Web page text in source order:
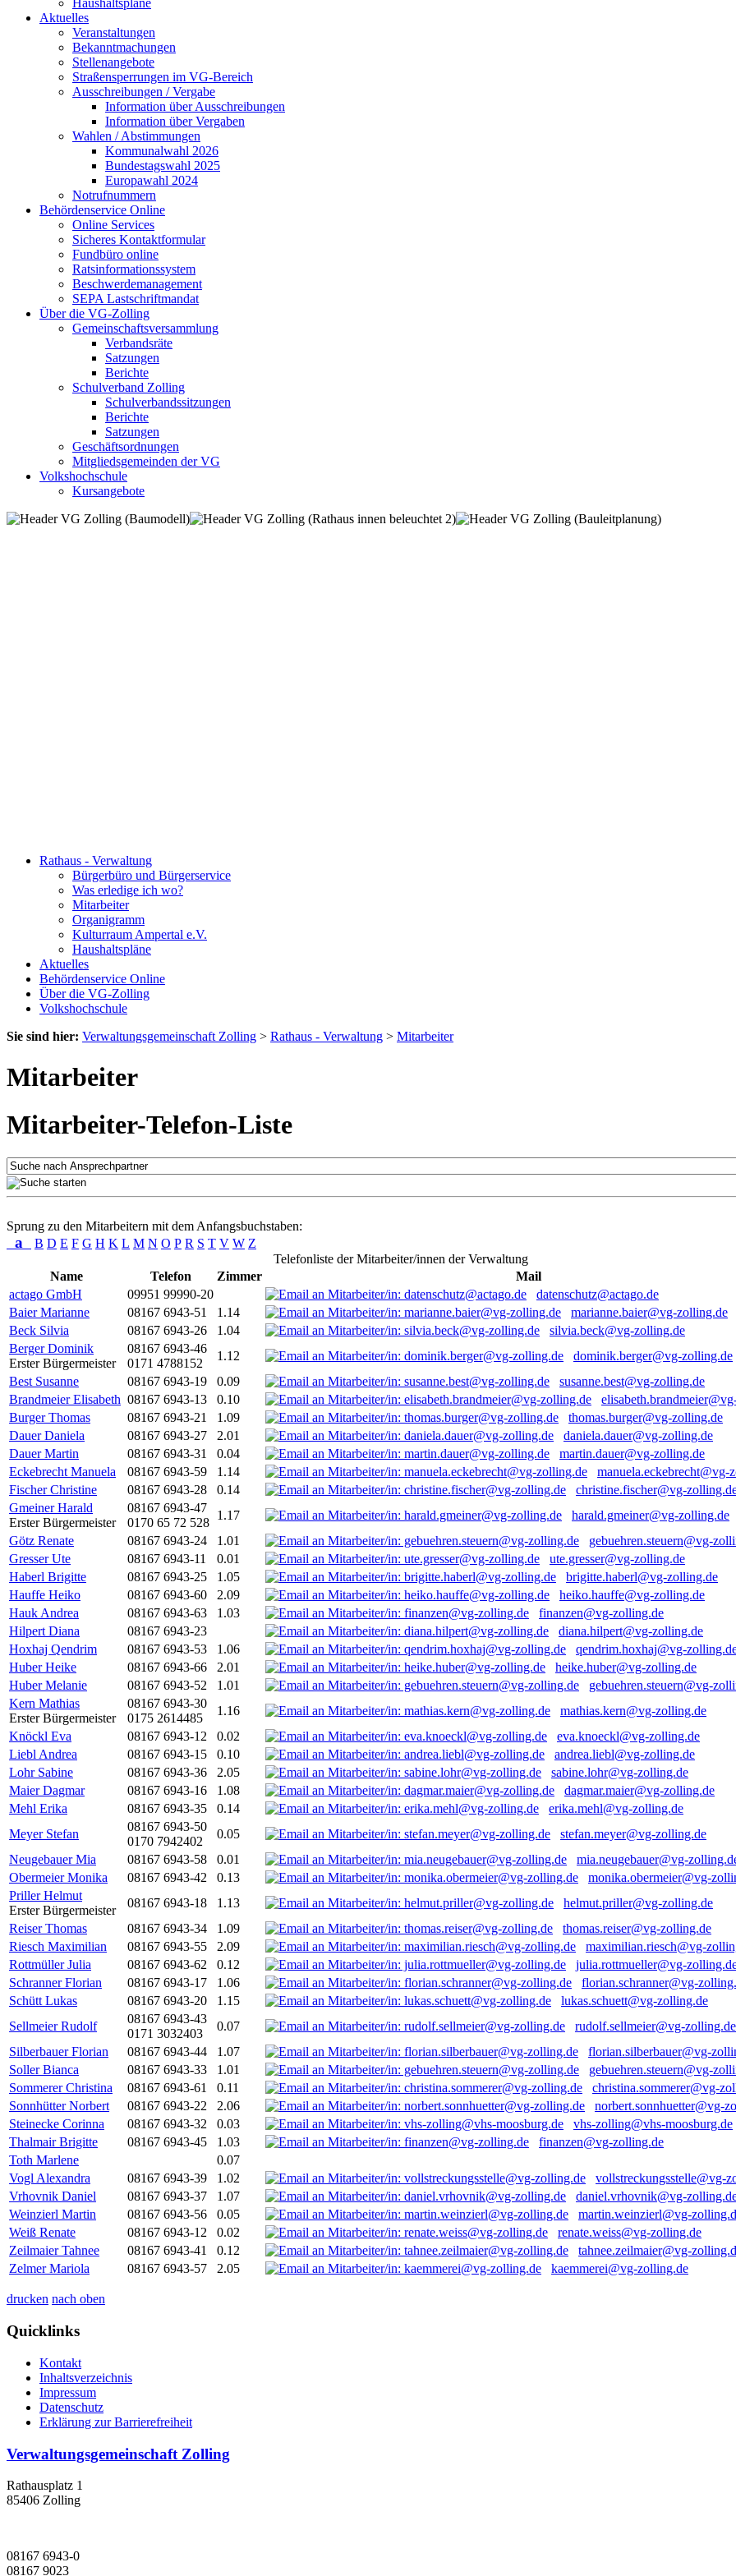
Haushaltspläne
Aktuelles
Veranstaltungen
Bekanntmachungen
Stellenangebote
Straßensperrungen im VG-Bereich
Ausschreibungen / Vergabe
Information über Ausschreibungen
Information über Vergaben
Wahlen / Abstimmungen
Kommunalwahl 2026
Bundestagswahl 2025
Europawahl 2024
Notrufnummern
Behördenservice Online
Online Services
Sicheres Kontaktformular
Fundbüro online
Ratsinformationssystem
Beschwerdemanagement
SEPA Lastschriftmandat
Über die VG-Zolling
Gemeinschaftsversammlung
Verbandsräte
Satzungen
Berichte
Schulverband Zolling
Schulverbandssitzungen
Berichte
Satzungen
Geschäftsordnungen
Mitgliedsgemeinden der VG
Volkshochschule
Kursangebote
Rathaus - Verwaltung
Bürgerbüro und Bürgerservice
Was erledige ich wo?
Mitarbeiter
Organigramm
Kulturraum Ampertal e.V.
Haushaltspläne
Aktuelles
Behördenservice Online
Über die VG-Zolling
Volkshochschule
Sie sind hier: Verwaltungsgemeinschaft Zolling > Rathaus - Verwaltung > Mitarbeiter
Mitarbeiter
Mitarbeiter-Telefon-Liste
Sprung zu den Mitarbeitern mit dem Anfangsbuchstaben:
a B D E F G H K L M N O P R S T V W Z
Telefonliste der Mitarbeiter/innen der Verwaltung
Name
Telefon Zimmer
Mail
actago GmbH
09951 99990-20
datenschutz@actago.de
Baier Marianne
08167 6943-51 1.14
marianne.baier@vg-zolling.de
Beck Silvia
08167 6943-26 1.04
silvia.beck@vg-zolling.de
Berger Dominik
Erster Bürgermeister
08167 6943-46
0171 4788152
1.12
dominik.berger@vg-zolling.de
Best Susanne
08167 6943-19 0.09
susanne.best@vg-zolling.de
Brandmeier Elisabeth 08167 6943-13 0.10
Burger Thomas
08167 6943-21 1.09
thomas.burger@vg-zolling.de
Dauer Daniela
08167 6943-27 2.01
daniela.dauer@vg-zolling.de
Dauer Martin
08167 6943-31 0.04
martin.dauer@vg-zolling.de
Eckebrecht Manuela
08167 6943-59 1.14
manuela.eckebrecht@vg-
Fischer Christine
08167 6943-28 0.14
christine.fischer@vg-
Gmeiner Harald
Erster Bürgermeister
08167 6943-47
0170 65 72 528
1.17
harald.gmeiner@vg-zolling.de
Götz Renate
08167 6943-24 1.01
gebuehren.steuern@vg-
Gresser Ute
08167 6943-11 0.01
ute.gresser@vg-zolling.de
Haberl Brigitte
08167 6943-25 1.05
brigitte.haberl@vg-zolling.de
Hauffe Heiko
08167 6943-60 2.09
heiko.hauffe@vg-zolling.de
Hauk Andrea
08167 6943-63 1.03
finanzen@vg-zolling.de
Hilpert Diana
08167 6943-23
diana.hilpert@vg-zolling.de
Hoxhaj Qendrim
08167 6943-53 1.06
qendrim.hoxhaj@vg-
Huber Heike
08167 6943-66 2.01
heike.huber@vg-zolling.de
Huber Melanie
08167 6943-52 1.01
gebuehren.steuern@vg-
Kern Mathias
Erster Bürgermeister
08167 6943-30
0175 2614485
1.16
mathias.kern@vg-zolling.de
Knöckl Eva
08167 6943-12 0.02
eva.knoeckl@vg-zolling.de
Liebl Andrea
08167 6943-15 0.10
andrea.liebl@vg-zolling.de
Lohr Sabine
08167 6943-36 2.05
sabine.lohr@vg-zolling.de
Maier Dagmar
08167 6943-16 1.08
dagmar.maier@vg-zolling.de
Mehl Erika
08167 6943-35 0.14
erika.mehl@vg-zolling.de
Meyer Stefan
08167 6943-50
0170 7942402
0.05
stefan.meyer@vg-zolling.de
Neugebauer Mia
08167 6943-58 0.01
mia.neugebauer@vg-
Obermeier Monika
08167 6943-42 0.13
monika.obermeier@vg-
Priller Helmut
Erster Bürgermeister
08167 6943-18 1.13
helmut.priller@vg-zolling.de
Reiser Thomas
08167 6943-34 1.09
thomas.reiser@vg-zolling.de
Riesch Maximilian
08167 6943-55 2.09
maximilian.riesch@vg-
Rottmüller Julia
08167 6943-62 0.12
julia.rottmueller@vg-
Schranner Florian
08167 6943-17 1.06
florian.schranner@vg-
Schütt Lukas
08167 6943-20 1.15
lukas.schuett@vg-zolling.de
Sellmeier Rudolf
08167 6943-43
0171 3032403
0.07
rudolf.sellmeier@vg-zolling.de
Silberbauer Florian
08167 6943-44 1.07
florian.silberbauer@vg-
Soller Bianca
08167 6943-33 1.01
gebuehren.steuern@vg-
Sommerer Christina
08167 6943-61 0.11
christina.sommerer@vg-
Sonnhütter Norbert
08167 6943-22 2.06
norbert.sonnhuetter@vg-
Steinecke Corinna
08167 6943-32 0.03
vhs-zolling@vhs-moosburg.de
Thalmair Brigitte
08167 6943-45 1.03
finanzen@vg-zolling.de
Toth Marlene
0.07
Vogl Alexandra
08167 6943-39 1.02
vollstreckungsstelle@vg-
Vrhovnik Daniel
08167 6943-37 1.07
daniel.vrhovnik@vg-
Weinzierl Martin
08167 6943-56 0.05
martin.weinzierl@vg-
Weiß Renate
08167 6943-12 0.02
renate.weiss@vg-zolling.de
Zeilmaier Tahnee
08167 6943-41 0.12
tahnee.zeilmaier@vg-
Zelmer Mariola
08167 6943-57 2.05 kaemmerei@vg-zolling.de
drucken nach oben
Quicklinks
Kontakt
Inhaltsverzeichnis
Impressum
Datenschutz
Erklärung zur Barrierefreiheit
Verwaltungsgemeinschaft Zolling
Rathausplatz 1
85406 Zolling
08167 6943-0
08167 9023